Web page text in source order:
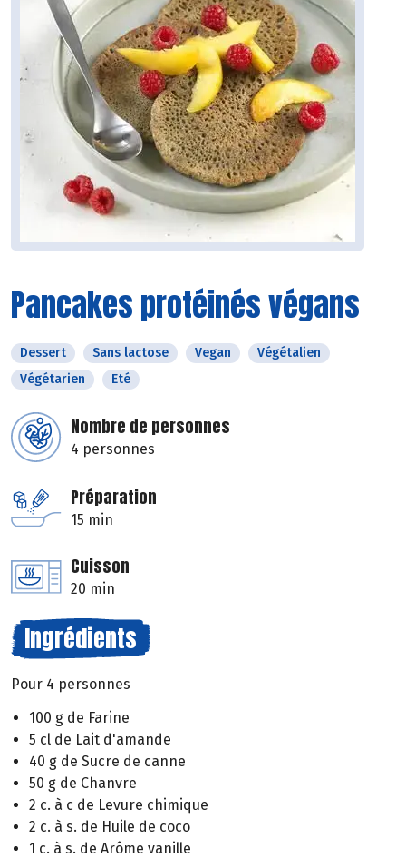
Pancakes protéinés végans
Dessert Sans lactose Vegan
Végétalien
Végétarien
Eté
Nombre de personnes
4 personnes
Préparation
15 min
Cuisson
20 min
Ingrédients
Pour 4 personnes
100 g de Farine
5 cl de Lait d'amande
40 g de Sucre de canne
50 g de Chanvre
2 c. à c de Levure chimique
2 c. à s. de Huile de coco
1 c. à s. de Arôme vanille